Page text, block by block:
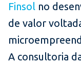
Finsol no
de valor
A consultoria